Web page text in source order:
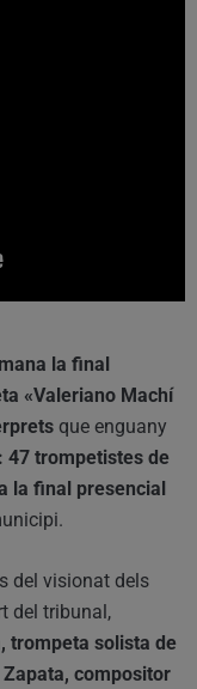
la final
«Valeriano Machí
que enguany
47 trompetistes de
la final presencial
del visionat dels
del tribunal,
trompeta solista de
compositor